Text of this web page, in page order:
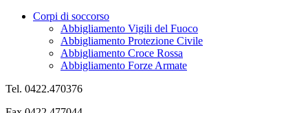
Corpi di soccorso
Abbigliamento Vigili del Fuoco
Abbigliamento Protezione Civile
Abbigliamento Croce Rossa
Abbigliamento Forze Armate
Tel. 0422.470376